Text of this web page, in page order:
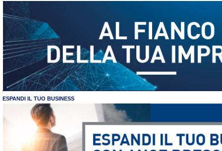
ESPANDI IL TUO BUSINESS